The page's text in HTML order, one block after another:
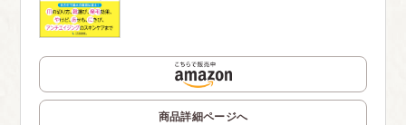
商品詳細ページへ